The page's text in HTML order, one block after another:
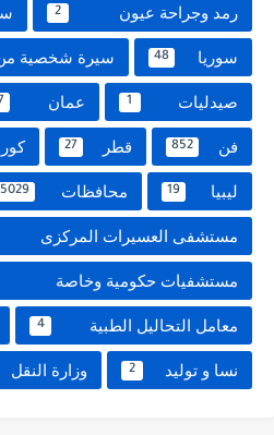
رمد وجراحة عيون 2
سوريا 48 سيرة شخصية
صيدليات 1 عمان
فن 852 قطر 27
ليبيا 19 محافظات 5029
مستشفى العسيرات المركزى
مستشفيات حكومية وخاصة
معامل التحاليل الطبية 4
نسا و توليد 2 وزارة النقل